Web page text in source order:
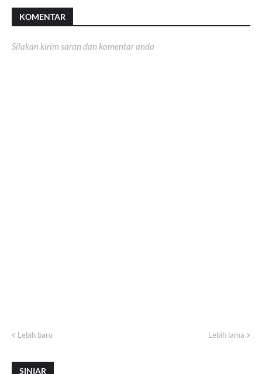
KOMENTAR
Silakan kirim saran dan komentar anda
Lebih baru Lebih lama
SINIAR